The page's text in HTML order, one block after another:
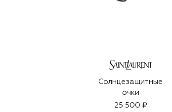
Солнцезащитные
очки
25 500 ₽